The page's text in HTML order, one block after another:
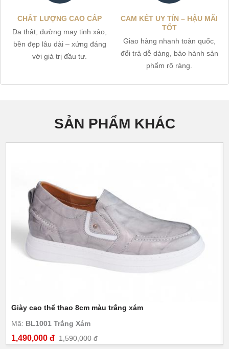
CHẤT LƯỢNG CAO CẤP
Da thật, đường may tinh xảo,
bền đẹp lâu dài – xứng đáng
với giá trị đầu tư.
CAM KẾT UY TÍN – HẬU MÃI
TỐT
Giao hàng nhanh toàn quốc,
đổi trả dễ dàng, bảo hành sản
phẩm rõ ràng.
SẢN PHẨM KHÁC
Giày cao thể thao 8cm màu trắng xám
Mã: BL1001 Trắng Xám
1,490,000 đ 1,590,000 đ